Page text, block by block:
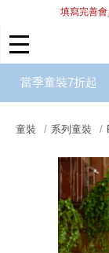
填寫完善
當季童裝7折起
童裝 系列童裝